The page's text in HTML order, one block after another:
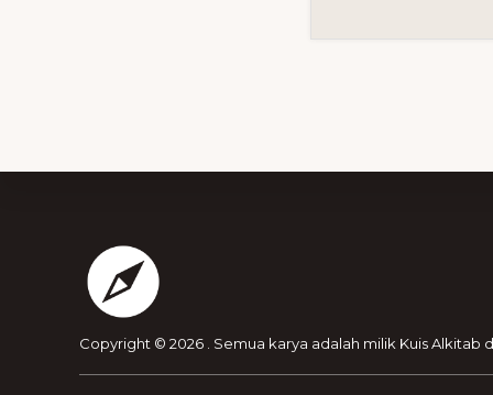
Copyright © 2026 . Semua karya adalah milik Kuis Alkitab